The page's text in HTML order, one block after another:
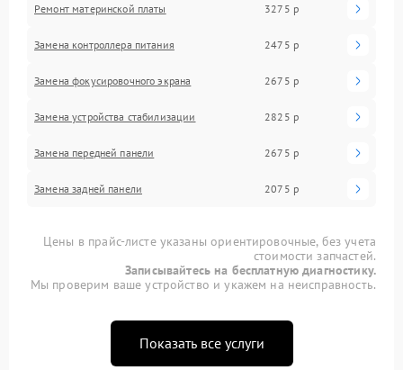
Ремонт материнской платы 3275 р
Замена контроллера питания 2475 р
Замена фокусировочного экрана 2675 р
Замена устройства стабилизации 2825 р
Замена передней панели 2675 р
Замена задней панели 2075 р
Цены в прайс-листе указаны ориентировочные, без учета
стоимости запчастей.
Записывайтесь на бесплатную диагностику.
Мы проверим ваше устройство и укажем на неисправность.
Показать все услуги